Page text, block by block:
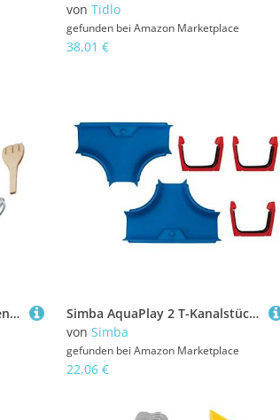
von Tidlo
gefunden bei Amazon Marketplace
38,01 €
VICASKY 2 Sets Spielutensilien Kochgeschirr Zubehör Miniatur Werkzeuge Mikro Eimer Kochen Und Realistisch Für Puppenhaus Requisiten Dekoration Mini Rollenzubehör Küchenszene
Simba AquaPlay 2 T-Kanalstück mit Kupplung
von Simba
gefunden bei Amazon Marketplace
22,06 €